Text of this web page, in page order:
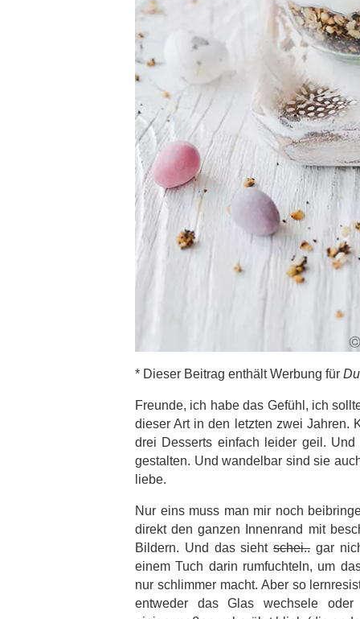
* Dieser Beitrag enthält Werbung für
Freunde, ich habe das Gefühl, ich
dieser Art in den letzten zwei Jahren.
drei Desserts einfach leider geil.
gestalten. Und wandelbar sind sie
liebe.
Nur eins muss man mir noch
direkt den ganzen Innenrand mit
Bildern. Und das sieht schei.. gar
einem Tuch darin rumfuchteln, um
nur schlimmer macht. Aber so
entweder das Glas wechsele